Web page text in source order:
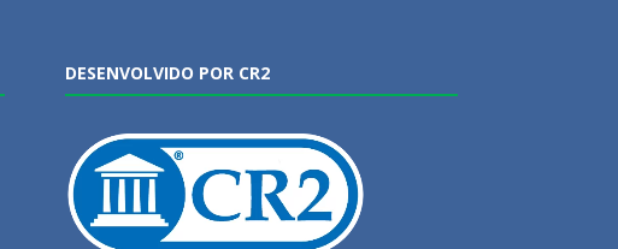
DESENVOLVIDO POR CR2